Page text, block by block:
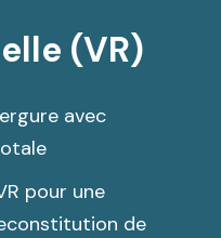
(VR)
avec
pour une
de